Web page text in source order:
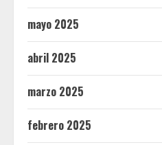
mayo 2025
abril 2025
marzo 2025
febrero 2025